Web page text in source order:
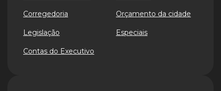
Corregedoria
Legislação
Contas do Executivo
Orçamento da cidade
Especiais